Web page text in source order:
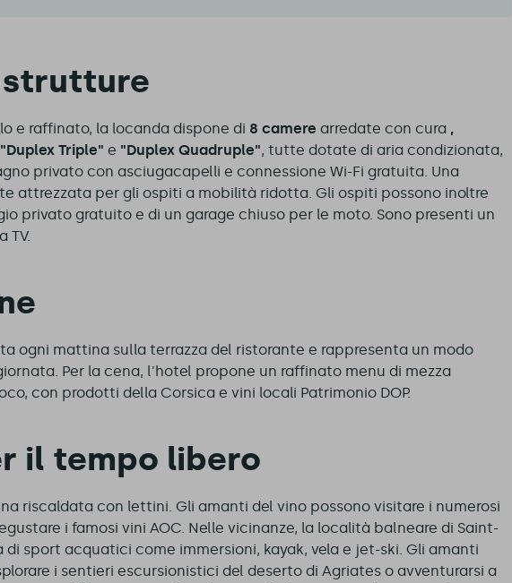
strutture
e raffinato, la locanda dispone di 8 camere arredate con cura ,
"Duplex Triple" e "Duplex Quadruple", tutte dotate di aria condizionata,
privato con asciugacapelli e connessione Wi-Fi gratuita. Una
attrezzata per gli ospiti a mobilità ridotta. Gli ospiti possono inoltre
privato gratuito e di un garage chiuso per le moto. Sono presenti un
TV.
ogni mattina sulla terrazza del ristorante e rappresenta un modo
Per la cena, l'hotel propone un raffinato menu di mezza
con prodotti della Corsica e vini locali Patrimonio DOP.
il tempo libero
riscaldata con lettini. Gli amanti del vino possono visitare i numerosi
i famosi vini AOC. Nelle vicinanze, la località balneare di Saint-
di sport acquatici come immersioni, kayak, vela e jet-ski. Gli amanti
i sentieri escursionistici del deserto di Agriates o avventurarsi a